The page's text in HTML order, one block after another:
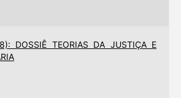
DOSSIÊ TEORIAS DA JUSTIÇA E